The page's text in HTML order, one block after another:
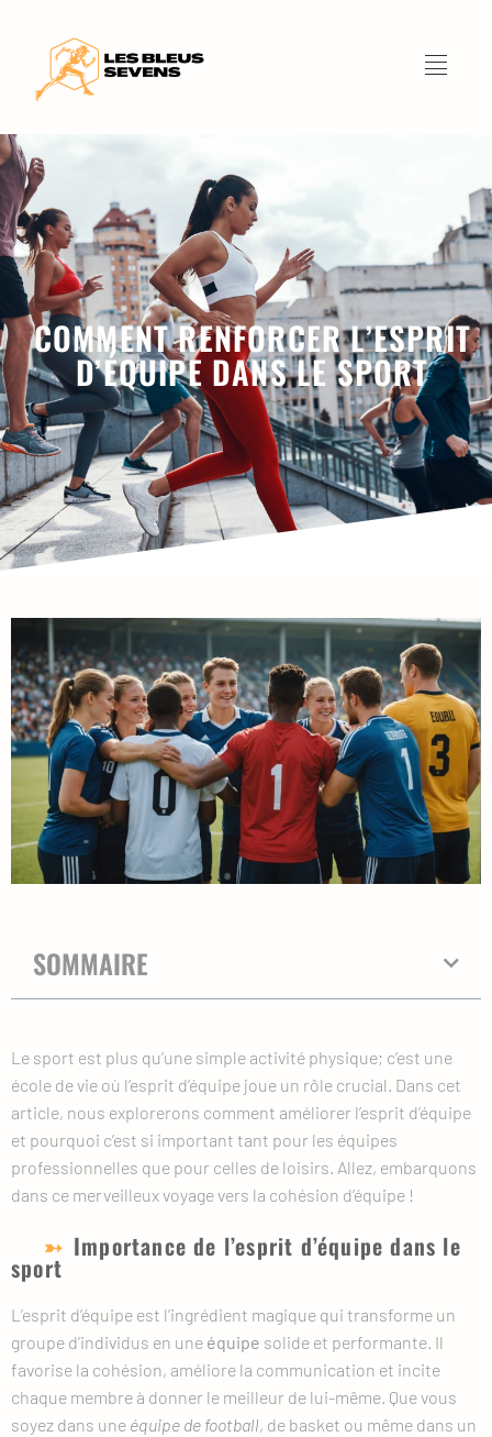
COMMENT RENFORCER L’ESPRIT
D’ÉQUIPE DANS LE SPORT
SOMMAIRE
Le sport est plus qu’une simple activité physique; c’est une
école de vie où l’esprit d’équipe joue un rôle crucial. Dans cet
article, nous explorerons comment améliorer l’esprit d’équipe
et pourquoi c’est si important tant pour les équipes
professionnelles que pour celles de loisirs. Allez, embarquons
dans ce merveilleux voyage vers la cohésion d’équipe !
Importance de l’esprit d’équipe dans le
sport
L’esprit d’équipe est l’ingrédient magique qui transforme un
groupe d’individus en une équipe solide et performante. Il
favorise la cohésion, améliore la communication et incite
chaque membre à donner le meilleur de lui-même. Que vous
soyez dans une équipe de football, de basket ou même dans un